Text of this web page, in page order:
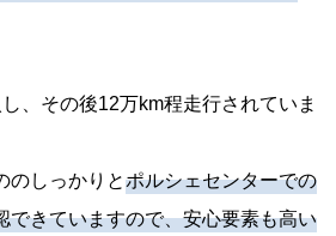
、その後12万km程走行されていま
のしっかりとポルシェセンターでの
できていますので、安心要素も高い